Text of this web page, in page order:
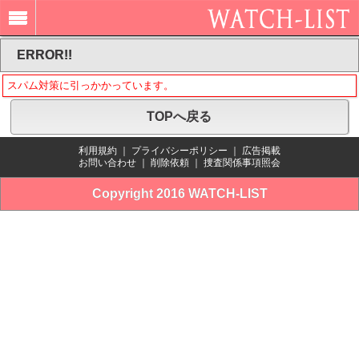
ERROR!!
スパム対策に引っかかっています。
TOPへ戻る
利用規約 プライバシーポリシー
広告掲載
お問い合わせ
削除依頼 捜査関係事項照会
Copyright 2016 WATCH-LIST